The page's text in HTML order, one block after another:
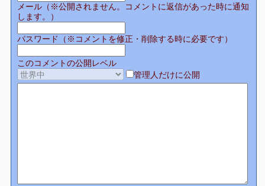
メール（※公開されません。コメントに返信があった時に通知
します。）
パスワード（※コメントを修正・削除する時に必要です）
このコメントの公開レベル
管理人だけに公開